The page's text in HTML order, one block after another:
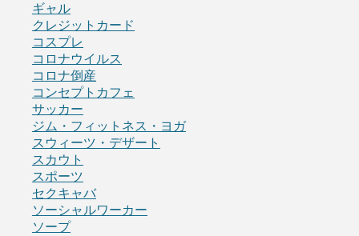
ギャル
クレジットカード
コスプレ
コロナウイルス
コロナ倒産
コンセプトカフェ
サッカー
ジム・フィットネス・ヨガ
スウィーツ・デザート
スカウト
スポーツ
セクキャバ
ソーシャルワーカー
ソープ